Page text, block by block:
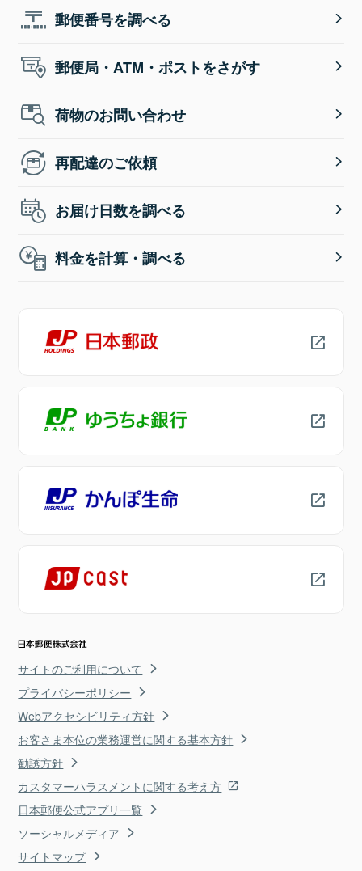
郵便番号を調べる
郵便局・ATM・ポストをさがす
荷物のお問い合わせ
再配達のご依頼
お届け日数を調べる
料金を計算・調べる
サイトのご利用について
プライバシーポリシー
Webアクセシビリティ方針
お客さま本位の業務運営に関する基本方針
勧誘方針
カスタマーハラスメントに関する考え方
日本郵便公式アプリ一覧
ソーシャルメディア
サイトマップ